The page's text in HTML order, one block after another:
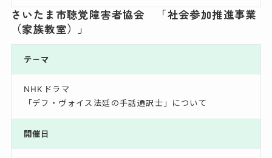
さいたま市聴覚障害者協会 「社会参加推進事業
（家族教室）」
テ－マ
NHKドラマ
「デフ・ヴォイス法廷の手話通訳士」について
開催日